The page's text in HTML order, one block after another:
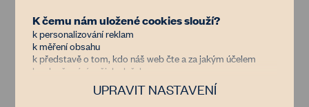
SEO- silně erozně ohrožená půda
no-till(čti „nou til“) - přímé setí do
nezpracované půdy. Více informací
K čemu nám uložené cookies slouží?
k personalizování reklam
k měření obsahu
k představě o tom, kdo náš web čte a za jakým účelem
k vylepšování našich služeb
Důvěřujete nám?
UPRAVIT NASTAVENÍ